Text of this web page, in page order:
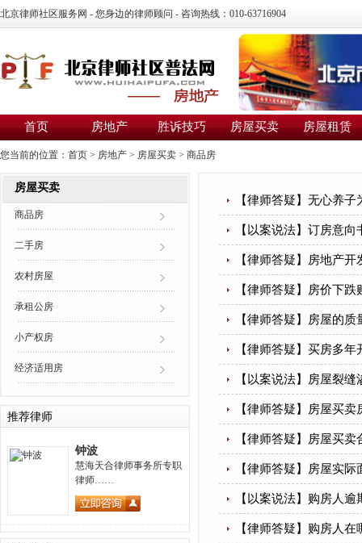
北京律师社区服务网 - 您身边的律师顾问 - 咨询热线：010-63716904
首页 房地产 胜诉技巧 房屋买卖 房屋租赁
您当前的位置： 首页 > 房地产 > 房屋买卖 > 商品房
房屋买卖
商品房
二手房
农村房屋
承租公房
小产权房
经济适用房
推荐律师
钟波
慧海天合律师事务所专职
律师……
【律师答疑】无心养
【以案说法】订房意
【律师答疑】房地产
【律师答疑】房价下
【律师答疑】房屋的
【律师答疑】买房多
【以案说法】房屋裂
【律师答疑】房屋买
【律师答疑】房屋买
【律师答疑】房屋实
【以案说法】购房人
【律师答疑】购房人